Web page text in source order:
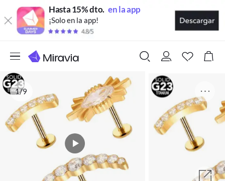
Hasta 15% dto. en la app
¡Solo en la app!
1/9